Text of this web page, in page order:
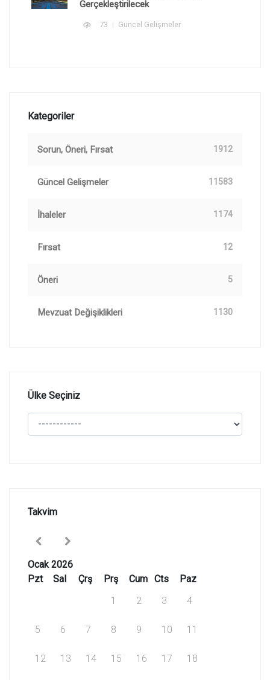
Gerçekleştirilecek
73 Güncel Gelişmeler
Kategoriler
Sorun, Öneri, Fırsat 1912
Güncel Gelişmeler 11583
İhaleler 1174
Fırsat 12
Öneri 5
Mevzuat Değişiklikleri 1130
Ülke Seçiniz
Takvim
Ocak 2026
Pzt
Sal Çrş Prş Cum Cts
Paz
1
2 3 4
5 6 7 8 9 10 11
12 13 14 15 16 17 18